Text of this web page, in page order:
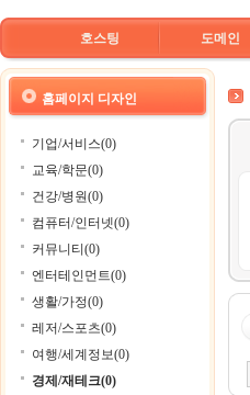
호스팅 도메인
홈페이지 디자인
기업/서비스(0)
교육/학문(0)
건강/병원(0)
컴퓨터/인터넷(0)
커뮤니티(0)
엔터테인먼트(0)
생활/가정(0)
레저/스포츠(0)
여행/세계정보(0)
경제/재테크(0)